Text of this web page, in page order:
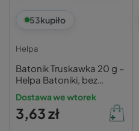
53kupiło
Helpa
Batonik Truskawka 20 g –
Helpa Batoniki, bez
cukru, wegański
Dostawa we wtorek
3,63 zł